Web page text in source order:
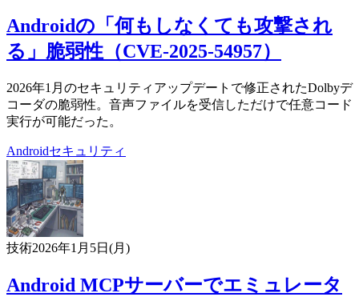
Androidの「何もしなくても攻撃され
る」脆弱性（CVE-2025-54957）
2026年1月のセキュリティアップデートで修正されたDolbyデ
コーダの脆弱性。音声ファイルを受信しただけで任意コード
実行が可能だった。
Androidセキュリティ
技術2026年1月5日(月)
Android MCPサーバーでエミュレータ